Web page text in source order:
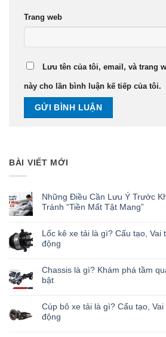
Trang web
Lưu tên của tôi, email, và trang
này cho lần bình luận kế tiếp của tôi.
BÀI VIẾT MỚI
Những Điều Cần Lưu Ý Trước
Tránh “Tiền Mất Tật Mang”
Lốc kê xe tải là gì? Cấu tạo, Vai
động
Chassis là gì? Khám phá tầm
bật
Cúp bô xe tải là gì? Cấu tạo,
động